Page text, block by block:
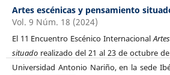
Artes escénicas y pensamiento
Vol. 9 Núm. 18 (2024)
El 11 Encuentro Escénico Internacional
situado realizado del 21 al 23 de octubre
Universidad Antonio Nariño, en la sede